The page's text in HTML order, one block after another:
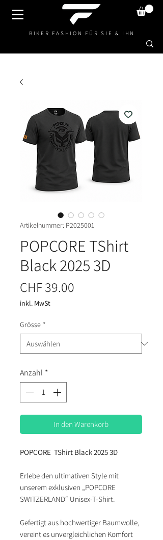
BIKER FASHION FÜR SIE & IHN
Artikelnummer: P2025001
POPCORE TShirt
Black 2025 3D
CHF 39.00
inkl. MwSt
Grösse *
Anzahl *
In den Warenkorb
POPCORE TShirt Black 2025 3D
Erlebe den ultimativen Style mit
unserem exklusiven „POPCORE
SWITZERLAND“ Unisex-T-Shirt.
Gefertigt aus hochwertiger Baumwolle,
vereint es unvergleichlichen Komfort